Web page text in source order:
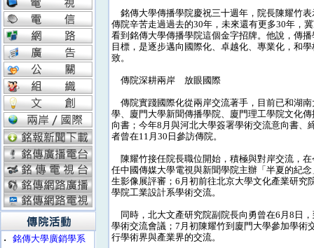
‧
銘傳大學廣銷學系
銘傳大學傳播學院慶祝三十週年，院長陳耀竹
傳院辛苦走過過去的30年，未來還有更多30年，
看到銘傳大學傳播學院這個金字招牌。他說，傳
目標，是逐步邁向國際化、卓越化、專業化，和
致。
傳院深耕兩岸 放眼國際
傳院實踐國際化從兩岸交流著手，目前已和湖
學、廈門大學新聞傳播學院、廈門理工學院文化
向書；今年8月與河北大學簽署學術交流意向書、
者曾在11月30日參訪傳院。
陳耀竹接任院長職位開始，積極與對岸交流，
任中國傳媒大學電視與新聞學院主辦「半夏的紀
生影像展評審；6月初前往北京大學文化產業研究
學院工業設計系學術交流。
同時，北大文產研究院副院長向勇曾在6月8日
學術交流會議；7月初陳耀竹到廈門大學參加學
行學術界與產業界的交流。